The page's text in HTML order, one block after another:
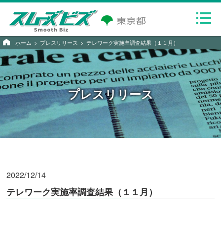
ホーム プレスリリース テレワーク実施率調査結果（１１月）
プレスリリース
2022/12/14
テレワーク実施率調査結果（１１月）